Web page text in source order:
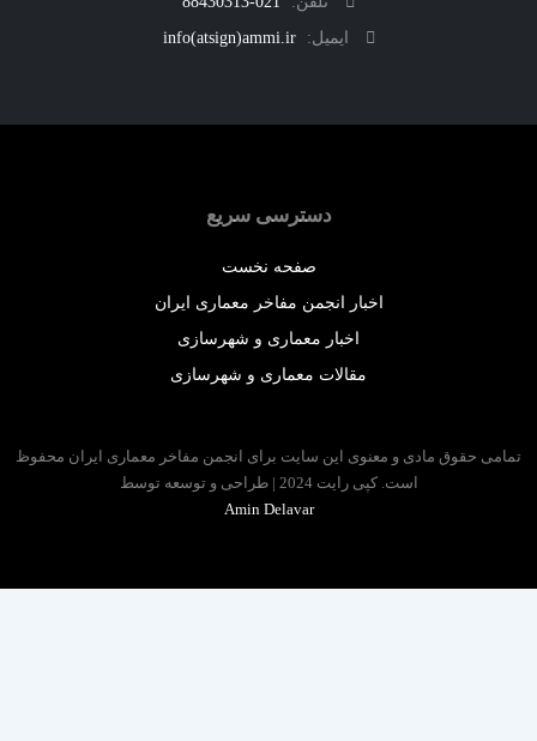
ایمیل:
info(atsign)ammi.ir
دسترسی سریع
صفحه نخست
اخبار انجمن مفاخر معماری ایران
اخبار معماری و شهرسازی
مقالات معماری و شهرسازی
حقوق مادی و معنوی این سایت برای انجمن مفاخر معماری ایران محفوظ
است. کپی رایت 2024 | طراحی و توسعه توسط
Amin Delavar